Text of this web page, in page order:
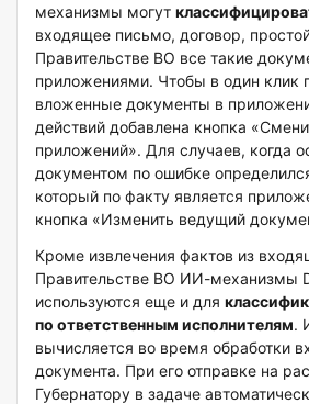
механизмы могут
входящее письмо, договор,
Правительстве ВО все такие
приложениями. Чтобы в один клик
вложенные документы в
действий добавлена кнопка
приложений». Для случаев, когда
документом по ошибке
который по факту является
кнопка «Изменить ведущий
Кроме извлечения фактов из
Правительстве ВО ИИ-механизмы
используются еще и для
по ответственным исполнителям.
вычисляется во время обработки
документа. При его отправке на
Губернатору в задаче